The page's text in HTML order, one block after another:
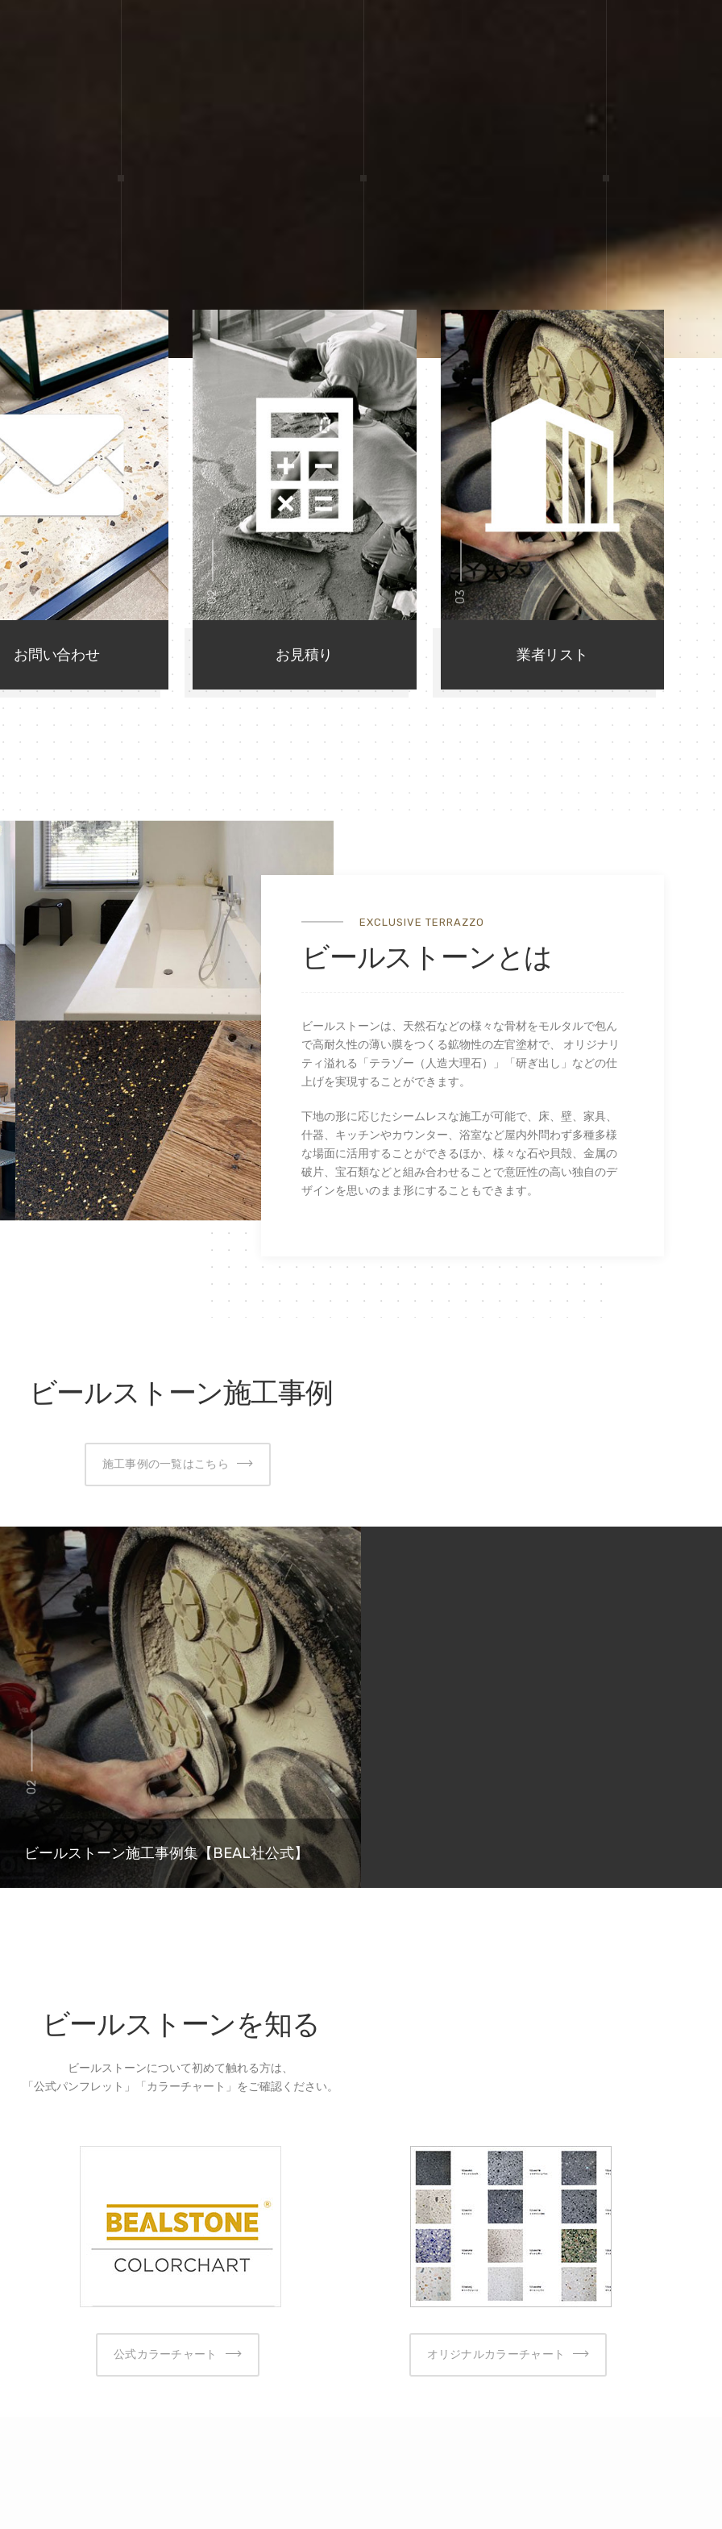
ら、テラ
や研ぎ出
現可能。
お問い合わせ
02
お見積り
03
業者リスト
EXCLUSIVE TERRAZZO
ビールストーンとは
ビールストーンは、天然石などの様々な骨材をモルタルで包ん
で高耐久性の薄い膜をつくる鉱物性の左官塗材で、 オリジナリ
ティ溢れる「テラゾー（人造大理石）」「研ぎ出し」などの仕
上げを実現することができます。
下地の形に応じたシームレスな施工が可能で、床、壁、家具、
什器、キッチンやカウンター、浴室など屋内外問わず多種多様
な場面に活用することができるほか、様々な石や貝殻、金属の
破片、宝石類などと組み合わせることで意匠性の高い独自のデ
ザインを思いのまま形にすることもできます。
ビールストーン施工事例
施工事例の一覧はこちら
02
ビールストーン施工事例集【BEAL社公式】
ビールストーンを知る
ビールストーンについて初めて触れる方は、
「公式パンフレット」「カラーチャート」をご確認ください。
公式カラーチャート オリジナルカラーチャート